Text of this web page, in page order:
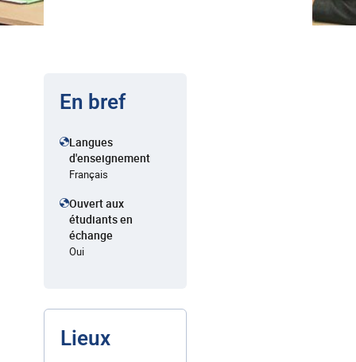
En bref
Langues
d'enseignement
Français
Ouvert aux
étudiants en
échange
Oui
Lieux